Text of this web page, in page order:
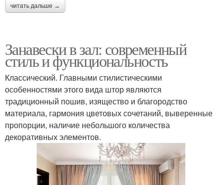
читать дальше →
Занавески в зал: современный
стиль и функциональность
Классический. Главными стилистическими
особенностями этого вида штор являются
традиционный пошив, изящество и благородство
материала, гармония цветовых сочетаний, выверенные
пропорции, наличие небольшого количества
декоративных элементов.